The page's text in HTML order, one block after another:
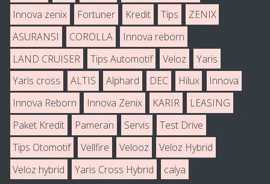
Innova zenix
Fortuner Kredit Tips
ZENIX
ASURANSI
COROLLA
Innova reborn
LAND CRUISER
Tips Automotif Veloz
Yaris
Yaris cross
ALTIS Alphard DEC Hilux
Innova
Innova Reborn
Innova Zenix KARIR
LEASING
Paket Kredit
Pameran Servis
Test Drive
Tips Otomotif
Vellfire Velooz
Veloz Hybrid
Veloz hybrid
Yaris Cross Hybrid calya